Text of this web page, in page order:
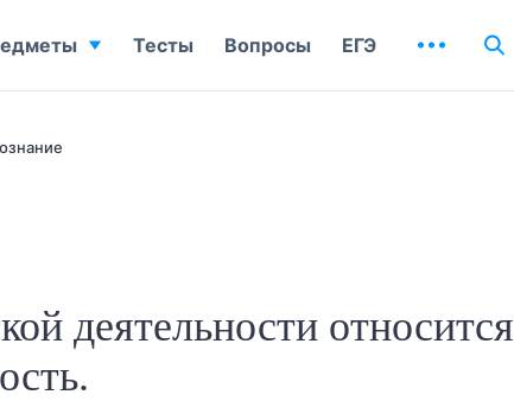
деятельности относится
Тесты Вопросы ЕГЭ